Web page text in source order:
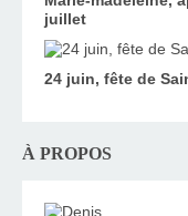
juillet
24 juin, fête de
À PROPOS